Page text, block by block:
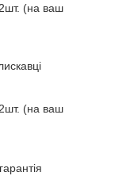
(на ваш
(на ваш